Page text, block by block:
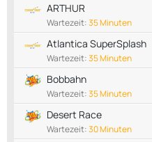
ARTHUR
Wartezeit:35 Minuten
Atlantica SuperSplash
Wartezeit:35 Minuten
Bobbahn
Wartezeit:35 Minuten
Desert Race
Wartezeit:30 Minuten